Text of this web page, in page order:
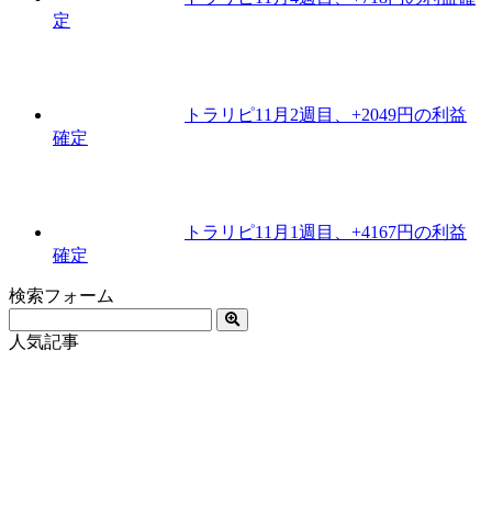
定
トラリピ11月2週目、+2049円の利益
確定
トラリピ11月1週目、+4167円の利益
確定
検索フォーム
人気記事